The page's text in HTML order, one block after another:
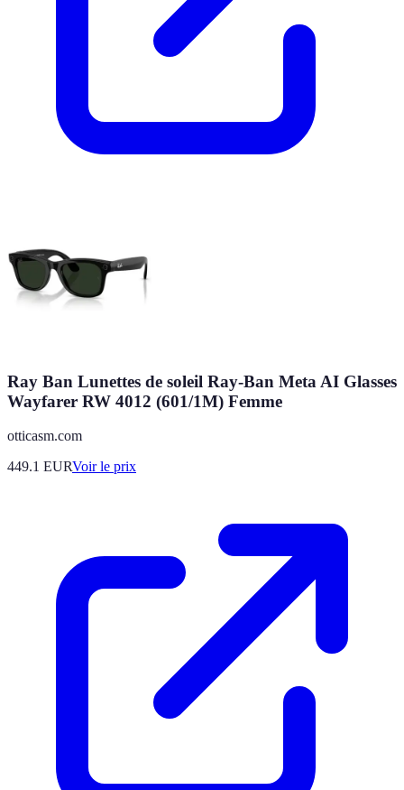
Ray Ban Lunettes de soleil Ray-Ban Meta AI Glasses
Wayfarer RW 4012 (601/1M) Femme
otticasm.com
449.1 EURVoir le prix